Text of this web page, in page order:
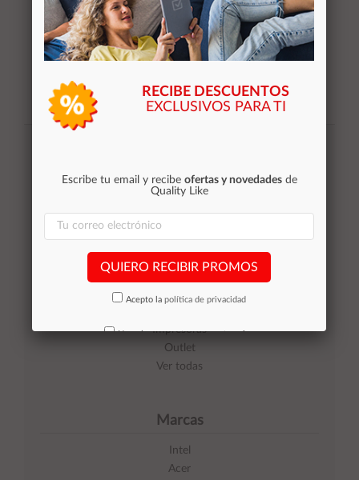
Categorías
Equipos de Ocasión
Smartphones de ocasión
Impresoras
Outlet
Ver todas
Marcas
Intel
Acer
RECIBE DESCUENTOS
EXCLUSIVOS PARA TI
Escribe tu email y recibe ofertas y novedadesde
Quality Like
QUIERO RECIBIR PROMOS
Acepto la política de privacidad
No volver a mostrar mas este aviso